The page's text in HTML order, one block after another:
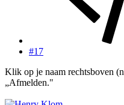
#17
Klik op je naam rechtsboven
„Afmelden."